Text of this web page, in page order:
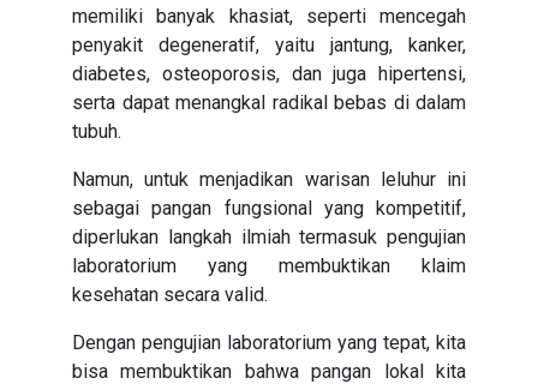
memiliki banyak khasiat, seperti mencegah
penyakit degeneratif, yaitu jantung, kanker,
diabetes, osteoporosis, dan juga hipertensi,
serta dapat menangkal radikal bebas di dalam
tubuh.
Namun, untuk menjadikan warisan leluhur ini
sebagai pangan fungsional yang kompetitif,
diperlukan langkah ilmiah termasuk pengujian
laboratorium yang membuktikan klaim
kesehatan secara valid.
Dengan pengujian laboratorium yang tepat, kita
bisa membuktikan bahwa pangan lokal kita